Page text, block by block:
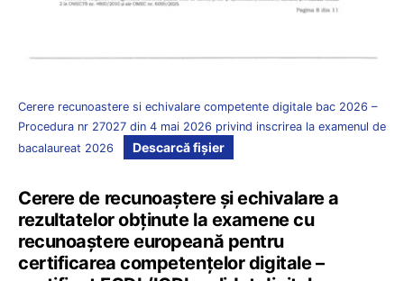
Cerere recunoastere si echivalare competente digitale bac 2026 –
Procedura nr 27027 din 4 mai 2026 privind inscrirea la examenul de
bacalaureat 2026
Descarcă fișier
Cerere de recunoaștere și echivalare a
rezultatelor obținute la examene cu
recunoaștere europeană pentru
certificarea competențelor digitale –